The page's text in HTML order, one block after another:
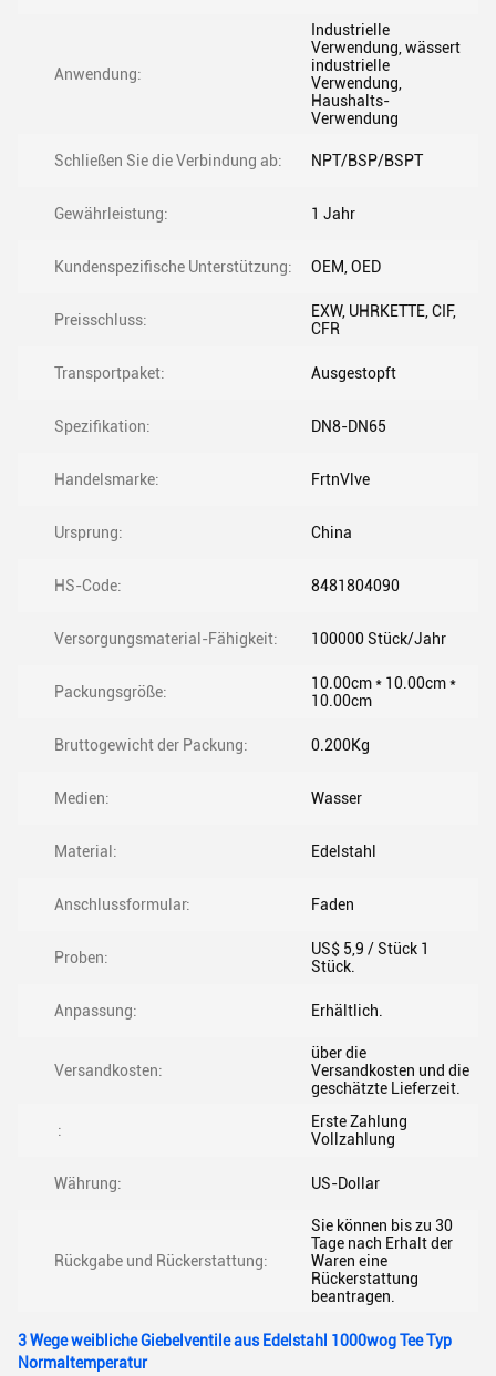
Anwendung:
Industrielle
Verwendung, wässert
industrielle
Verwendung,
Haushalts-
Verwendung
Schließen Sie die Verbindung ab: NPT/BSP/BSPT
Gewährleistung: 1 Jahr
Kundenspezifische Unterstützung: OEM, OED
Preisschluss:
EXW, UHRKETTE, CIF,
CFR
Transportpaket: Ausgestopft
Spezifikation: DN8-DN65
Handelsmarke: FrtnVlve
Ursprung: China
HS-Code: 8481804090
Versorgungsmaterial-Fähigkeit: 100000 Stück/Jahr
Packungsgröße:
10.00cm * 10.00cm *
10.00cm
Bruttogewicht der Packung: 0.200Kg
Medien: Wasser
Material: Edelstahl
Anschlussformular: Faden
Proben:
US$ 5,9 / Stück 1
Stück.
Anpassung: Erhältlich.
Versandkosten:
über die
Versandkosten und die
geschätzte Lieferzeit.
:
Erste Zahlung
Vollzahlung
Währung: US-Dollar
Rückgabe und Rückerstattung:
Sie können bis zu 30
Tage nach Erhalt der
Waren eine
Rückerstattung
beantragen.
3 Wege weibliche Giebelventile aus Edelstahl 1000wog Tee Typ
Normaltemperatur